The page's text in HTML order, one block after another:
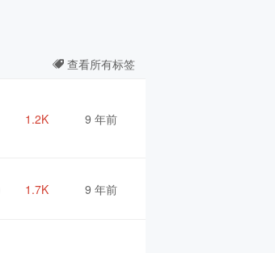
查看所有标签
1.2K 9 年前
1.7K 9 年前